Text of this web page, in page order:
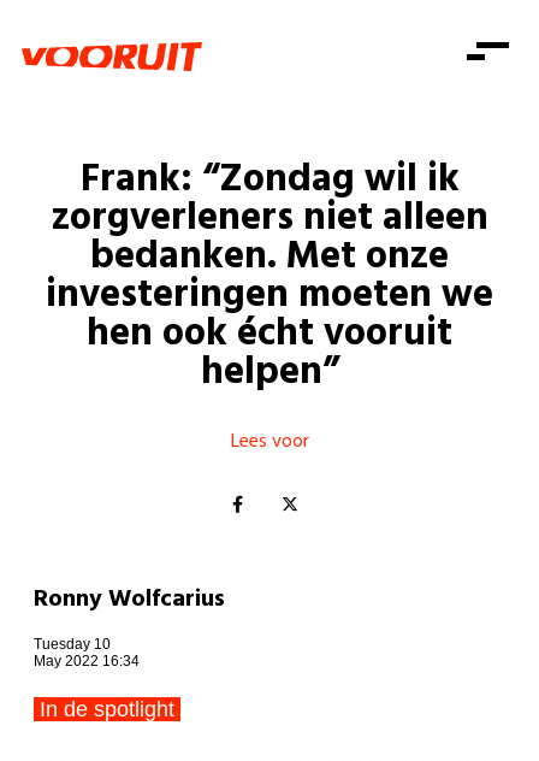
Zorg
Gelijke kansen
Welzijn
Consumentenbescherming
Pensioenen
Kinderen en jongeren
Onze mensen
Standpunten
Vacatures
Doe mee
Doe mee
Word lid
Mis niets
Shop
Login
Login
Doe mee
Frank: “Zondag wil ik
zorgverleners niet alleen
bedanken. Met onze
investeringen moeten we
hen ook écht vooruit
helpen”
Lees voor
Ronny Wolfcarius
Tuesday 10
May 2022 16:34
In de spotlight